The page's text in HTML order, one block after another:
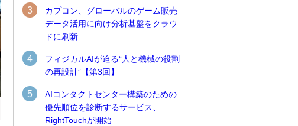
3
カプコン、グローバルのゲーム販売
データ活用に向け分析基盤をクラウ
ドに刷新
4
フィジカルAIが迫る“人と機械の役割
の再設計”【第3回】
5
AIコンタクトセンター構築のための
優先順位を診断するサービス、
RightTouchが開始